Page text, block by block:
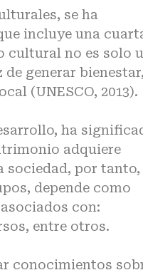
se ha
incluye una
cultural no es solo
generar bienestar,
(UNESCO, 2013).
ha
adquiere
por tanto,
depende como
con:
entre otros.
conocimientos